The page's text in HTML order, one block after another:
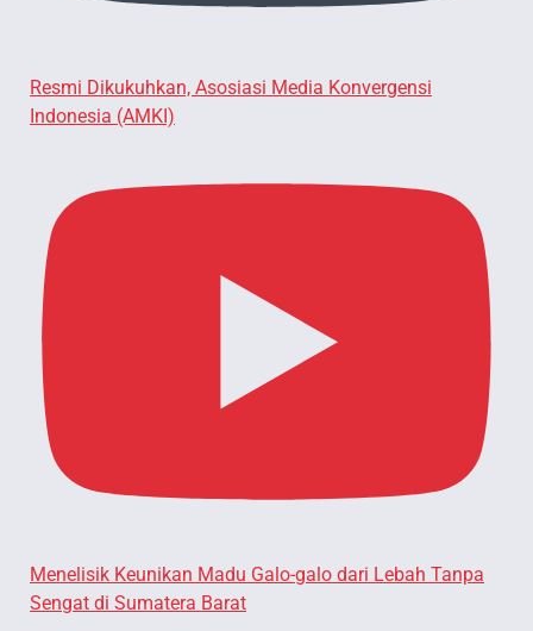
Resmi Dikukuhkan, Asosiasi Media Konvergensi
Indonesia (AMKI)
Menelisik Keunikan Madu Galo-galo dari Lebah Tanpa
Sengat di Sumatera Barat